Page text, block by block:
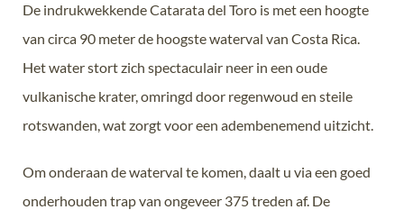
De indrukwekkende Catarata del Toro is met een hoogte
van circa 90 meter de hoogste waterval van Costa Rica.
Het water stort zich spectaculair neer in een oude
vulkanische krater, omringd door regenwoud en steile
rotswanden, wat zorgt voor een adembenemend uitzicht.
Om onderaan de waterval te komen, daalt u via een goed
onderhouden trap van ongeveer 375 treden af. De